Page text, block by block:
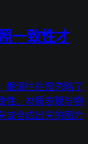
一致性才
根源往往是忽略了
性、材质表现与物
或合成出来的图为